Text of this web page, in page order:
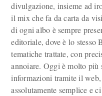
divulgazione, insieme ad
il mix che fa da carta da
di ogni albo è sempre
editoriale, dove è lo
tematiche trattate, con
annoiare. Oggi è molto più
informazioni tramite il
assolutamente semplice e